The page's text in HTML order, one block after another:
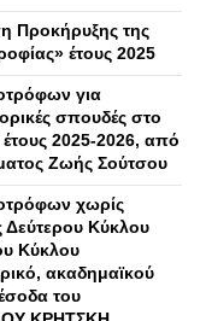
Προκήρυξης της
έτους 2025
για
σπουδές στο
2025-2026, από
Ζωής Σούτσου
χωρίς
Δεύτερου Κύκλου
Κύκλου
ακαδημαϊκού
του